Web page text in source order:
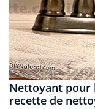
Nettoyant pour
recette de